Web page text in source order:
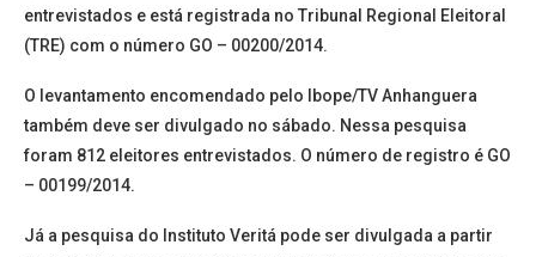
entrevistados e está registrada no Tribunal Regional Eleitoral
(TRE) com o número GO – 00200/2014.
O levantamento encomendado pelo Ibope/TV Anhanguera
também deve ser divulgado no sábado. Nessa pesquisa
foram 812 eleitores entrevistados. O número de registro é GO
– 00199/2014.
Já a pesquisa do Instituto Veritá pode ser divulgada a partir